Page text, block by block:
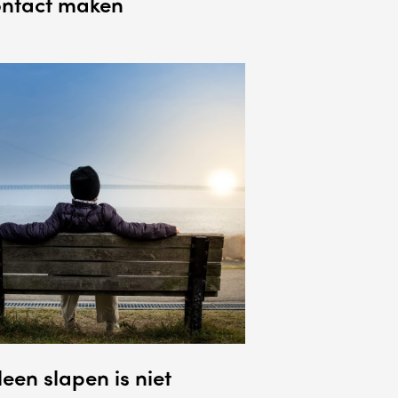
slapen is niet